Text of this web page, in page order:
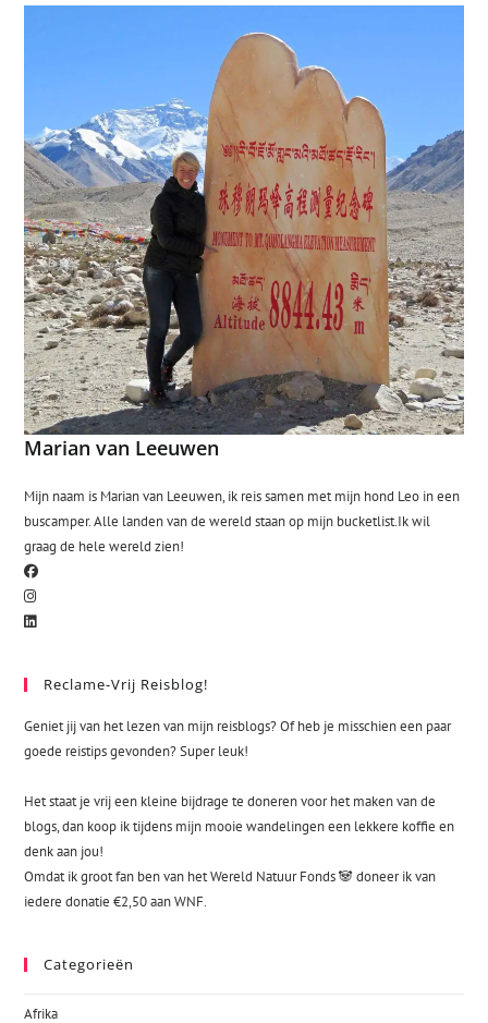
Marian van Leeuwen
Mijn naam is Marian van Leeuwen, ik reis samen met mijn hond Leo in een
buscamper. Alle landen van de wereld staan op mijn bucketlist.Ik wil
graag de hele wereld zien!
Reclame-Vrij Reisblog!
Geniet jij van het lezen van mijn reisblogs? Of heb je misschien een paar
goede reistips gevonden? Super leuk!
Het staat je vrij een kleine bijdrage te doneren voor het maken van de
blogs, dan koop ik tijdens mijn mooie wandelingen een lekkere koffie en
denk aan jou!
Omdat ik groot fan ben van het Wereld Natuur Fonds 🐼 doneer ik van
iedere donatie €2,50 aan WNF.
Categorieën
Afrika